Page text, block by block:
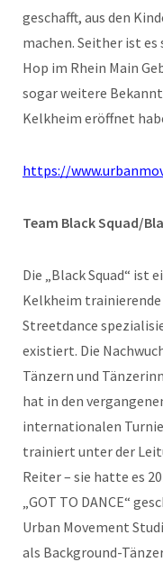
geschafft, aus den
machen. Seither ist es
Hop im Rhein Main
sogar weitere
Kelkheim eröffnet
https://
Team Black Squad/
Die „Black Squad“ ist
Kelkheim trainierende
Streetdance
existiert. Die
Tänzern und
hat in den
internationalen
trainiert unter der
Reiter – sie hatte es
„GOT TO DANCE“
Urban Movement
als Background-